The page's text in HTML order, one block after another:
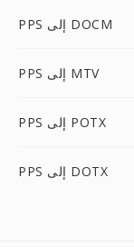
PPS إلى DOCM
PPS إلى MTV
PPS إلى POTX
PPS إلى DOTX